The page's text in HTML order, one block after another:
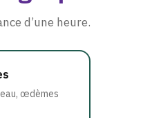
d’une heure.
œdèmes